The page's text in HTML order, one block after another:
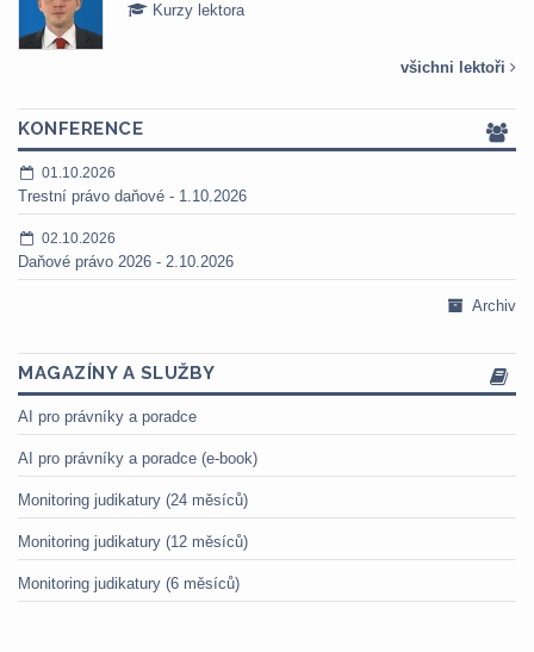
Kurzy lektora
všichni lektoři
KONFERENCE
01.10.2026
Trestní právo daňové - 1.10.2026
02.10.2026
Daňové právo 2026 - 2.10.2026
Archiv
MAGAZÍNY A SLUŽBY
AI pro právníky a poradce
AI pro právníky a poradce (e-book)
Monitoring judikatury (24 měsíců)
Monitoring judikatury (12 měsíců)
Monitoring judikatury (6 měsíců)